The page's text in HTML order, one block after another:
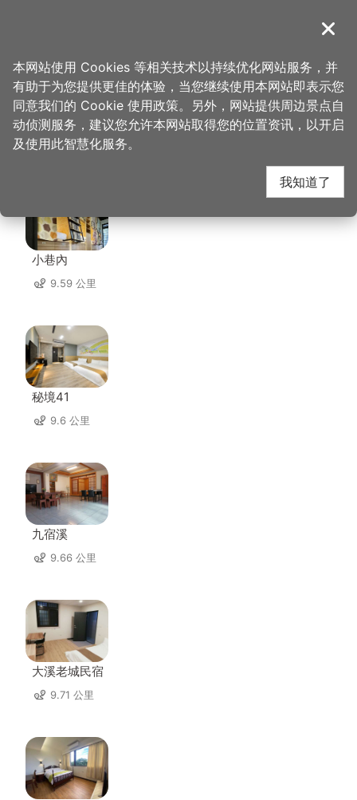
導覽
首页 > 想去的地方 > 美食、购物 > 元发饮食店
元发饮食店 周边住宿
小巷內
9.59 公里
秘境41
9.6 公里
九宿溪
9.66 公里
大溪老城民宿
9.71 公里
关闭
本网站使用 Cookies 等相关技术以持续优化网站服务，并
有助于为您提供更佳的体验，当您继续使用本网站即表示您
同意我们的 Cookie 使用政策。另外，网站提供周边景点自
动侦测服务，建议您允许本网站取得您的位置资讯，以开启
及使用此智慧化服务。
我知道了